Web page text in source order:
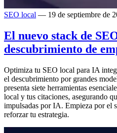
SEO local — 19 de septiembre de
El nuevo stack de
descubrimiento de
Optimiza tu SEO local para IA
el descubrimiento por grandes
presenta siete herramientas
local y tus citaciones, asegurando
impulsadas por IA. Empieza por el
reforzar tu estrategia.